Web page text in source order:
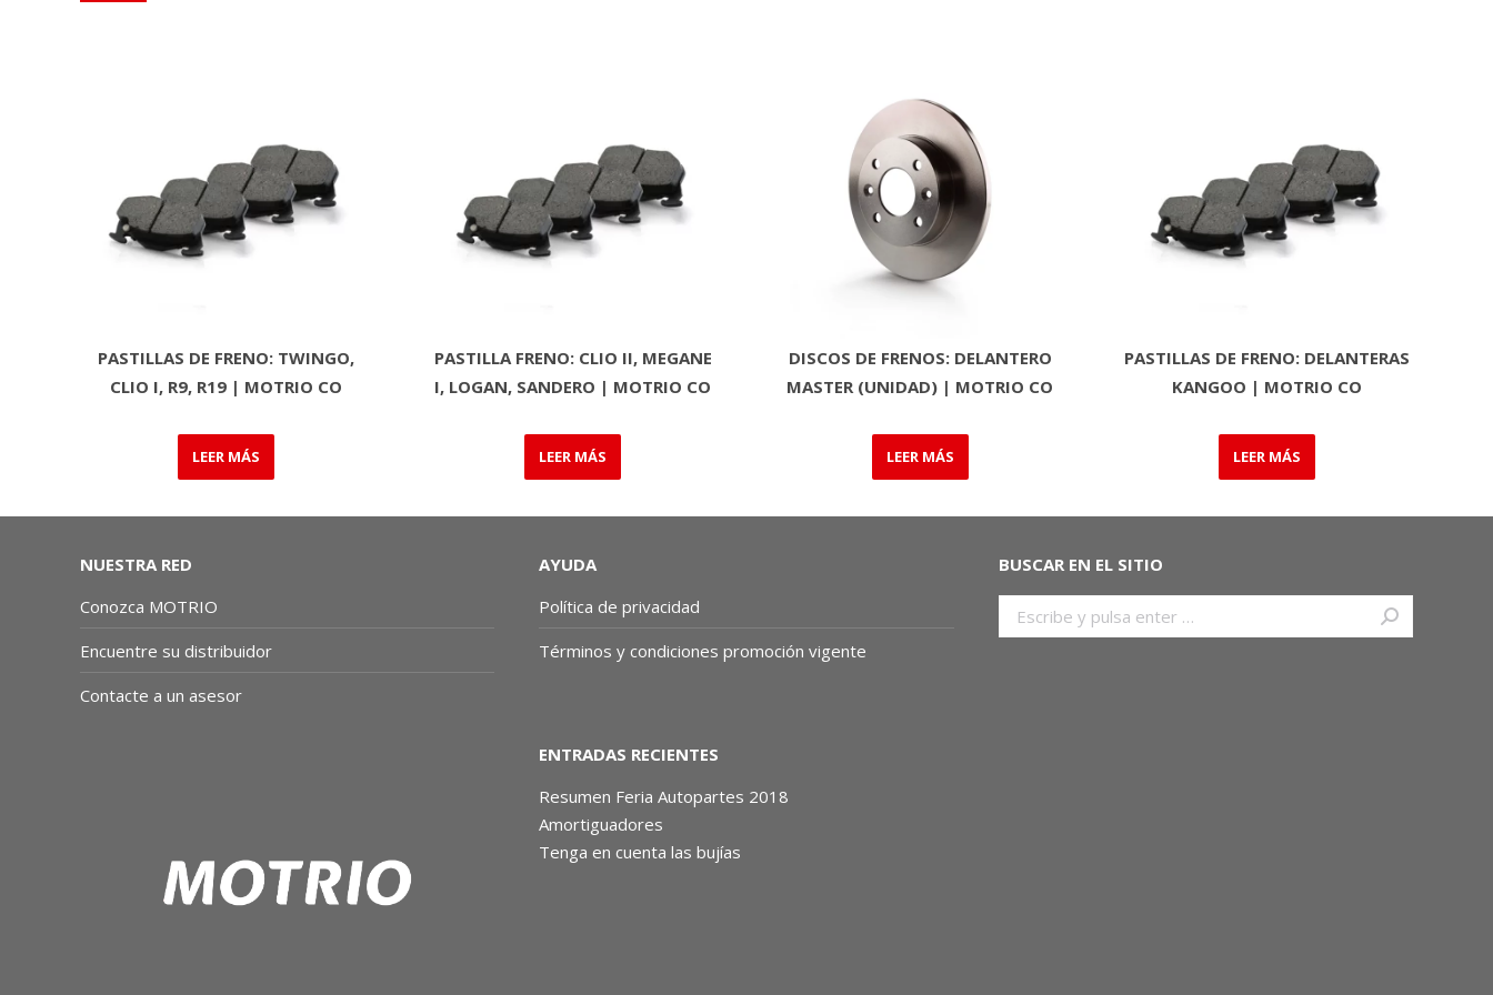
PASTILLAS DE FRENO: TWINGO,
CLIO I, R9, R19 | MOTRIO CO
LEER MÁS
PASTILLA FRENO: CLIO II, MEGANE
I, LOGAN, SANDERO | MOTRIO CO
LEER MÁS
DISCOS DE FRENOS: DELANTERO
MASTER (UNIDAD) | MOTRIO CO
LEER MÁS
PASTILLAS DE FRENO: DELANTERAS
KANGOO | MOTRIO CO
LEER MÁS
NUESTRA RED
Conozca MOTRIO
Encuentre su distribuidor
Contacte a un asesor
AYUDA
Política de privacidad
Términos y condiciones promoción vigente
BUSCAR EN EL SITIO
ENTRADAS RECIENTES
Resumen Feria Autopartes 2018
Amortiguadores
Tenga en cuenta las bujías